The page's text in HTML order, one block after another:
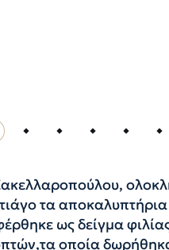
τα
ως δείγμα
οποία